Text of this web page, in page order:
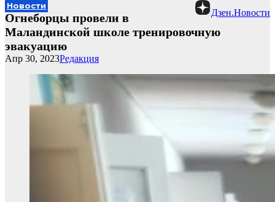
Дзен.Новости
Новости
Огнеборцы провели в
Маландинской школе тренировочную
эвакуацию
Редакция
Апр 30, 2023